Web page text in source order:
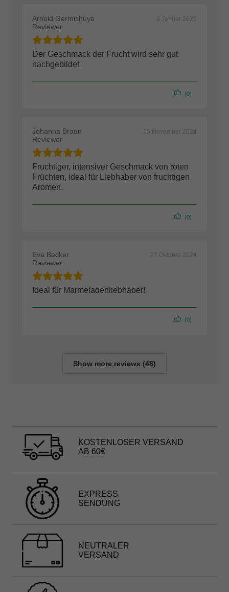
Arnold Germishuys
Reviewer
2 Januar 2025
Der Geschmack der Frucht wird sehr gut
nachgebildet
(0)
Johanna Braun
Reviewer
15 November 2024
Fruchtiger, intensiver Geschmack von roten
Früchten, ideal für Liebhaber von fruchtigen
Aromen.
(0)
Eva Becker
Reviewer
27 Oktober 2024
Ideal für Marmeladenliebhaber!
(0)
Show more reviews (48)
KOSTENLOSER VERSAND
AB 60€
EXPRESS
SENDUNG
NEUTRALER
VERSAND